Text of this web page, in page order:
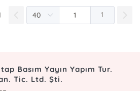
1
Basım Yayın Yapım Tur.
Tic. Ltd. Şti.